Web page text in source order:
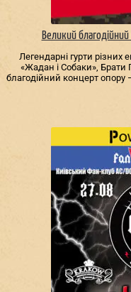
Великий
Легендарні гурти різних
«Жадан і Собаки», Брати
благодійний концерт опору